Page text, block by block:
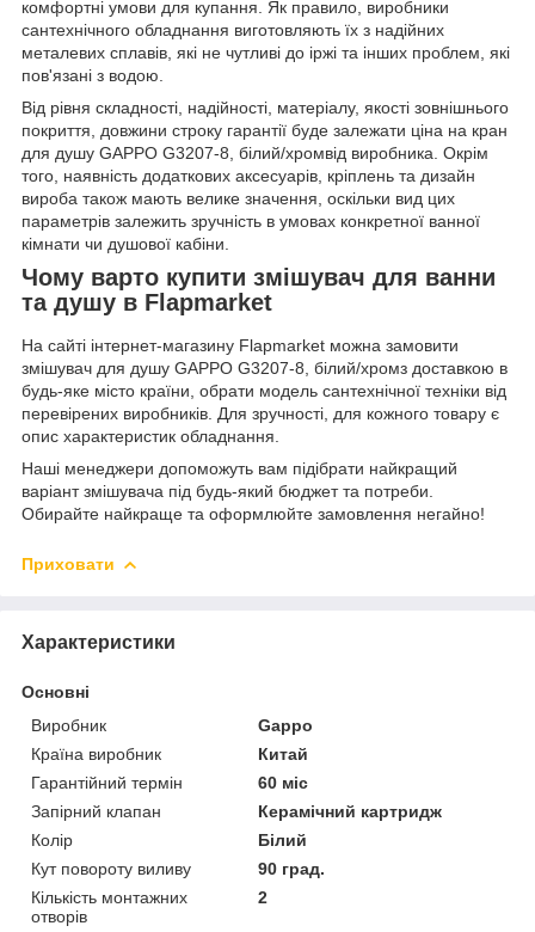
комфортні умови для купання. Як правило, виробники
сантехнічного обладнання виготовляють їх з надійних
металевих сплавів, які не чутливі до іржі та інших проблем, які
пов'язані з водою.
Від рівня складності, надійності, матеріалу, якості зовнішнього
покриття, довжини строку гарантії буде залежати ціна на кран
для душу GAPPO G3207-8, білий/хромвід виробника. Окрім
того, наявність додаткових аксесуарів, кріплень та дизайн
вироба також мають велике значення, оскільки вид цих
параметрів залежить зручність в умовах конкретної ванної
кімнати чи душової кабіни.
Чому варто купити змішувач для ванни
та душу в Flapmarket
На сайті інтернет-магазину Flapmarket можна замовити
змішувач для душу GAPPO G3207-8, білий/хромз доставкою в
будь-яке місто країни, обрати модель сантехнічної техніки від
перевірених виробників. Для зручності, для кожного товару є
опис характеристик обладнання.
Наші менеджери допоможуть вам підібрати найкращий
варіант змішувача під будь-який бюджет та потреби.
Обирайте найкраще та оформлюйте замовлення негайно!
Приховати
Характеристики
Основні
Виробник
Gappo
Країна виробник
Китай
Гарантійний термін
60 міс
Запірний клапан
Керамічний картридж
Колір
Білий
Кут повороту виливу
90 град.
Кількість монтажних
отворів
2